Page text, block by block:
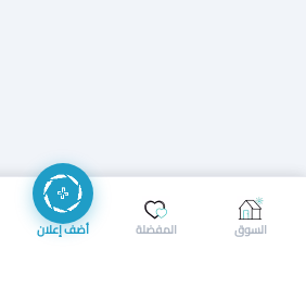
إرسال رسالة
أضف إعلان المفضلة السوق